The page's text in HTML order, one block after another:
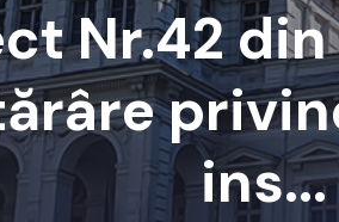
Nr.42
ins...